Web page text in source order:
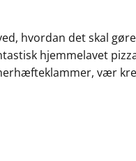
hvordan det skal
hjemmelavet
vær